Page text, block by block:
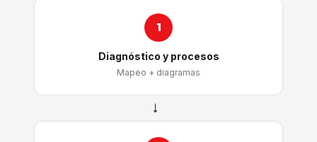
1
Diagnóstico y procesos
Mapeo + diagramas
→